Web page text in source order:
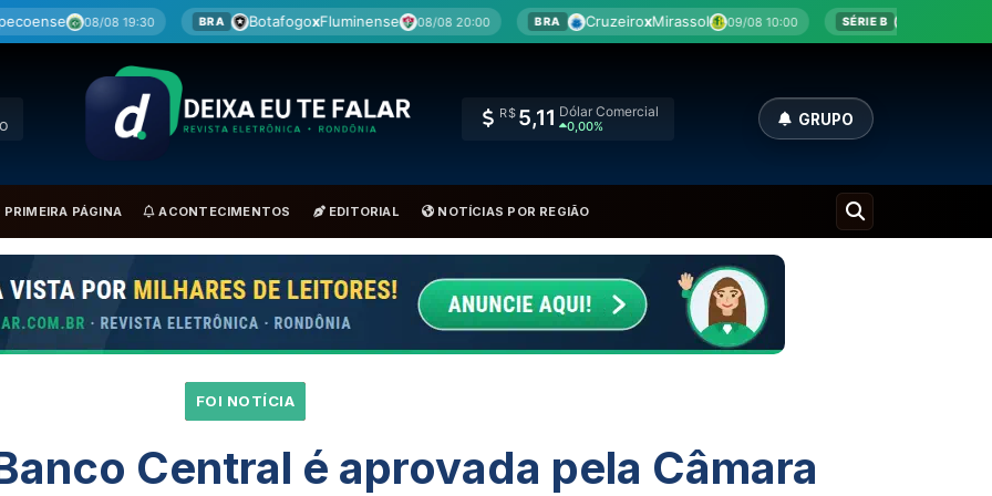
BRA Botafogo Fluminense 08/08 20:00 BRA Cruzeirox Mirassol 09/08 10:00 SÉRIE B Athleticx Criciúma 09/08 10:00
R$ 5,11 Dólar Comercial
0,00% GRUPO
PRIMEIRA PÁGINA ACONTECIMENTOS EDITORIAL NOTÍCIAS POR REGIÃO
FOI NOTÍCIA
Central é aprovada pela Câmara